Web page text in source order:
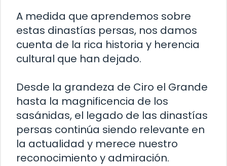
A medida que aprendemos sobre
estas dinastías persas, nos damos
cuenta de la rica historia y herencia
cultural que han dejado.
Desde la grandeza de Ciro el Grande
hasta la magnificencia de los
sasánidas, el legado de las dinastías
persas continúa siendo relevante en
la actualidad y merece nuestro
reconocimiento y admiración.